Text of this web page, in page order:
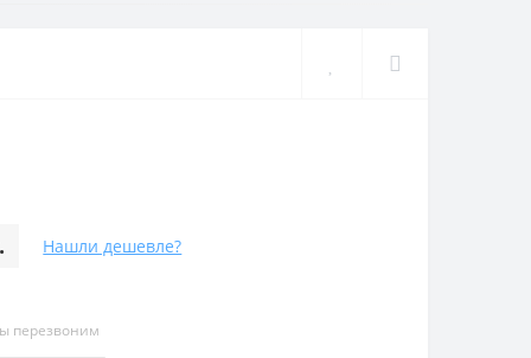
Нашли дешевле?
перезвоним